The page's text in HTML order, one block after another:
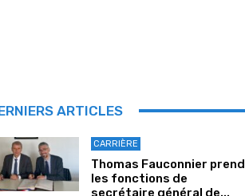
ARTICLES
CARRIÈRE
Thomas Fauconnier prend
les fonctions de
secrétaire général de...